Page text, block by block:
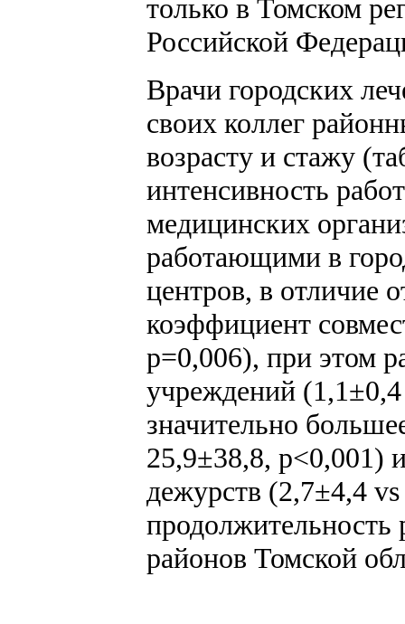
только в Томском
Российской
Врачи городских
своих коллег
возрасту и стажу
интенсивность
медицинских
работающими в
центров, в отличие
коэффициент
р=0,006), при этом
учреждений
значительно
25,9±38,8, р<0,001)
дежурств (2,7±4,4
продолжительность
районов Томской